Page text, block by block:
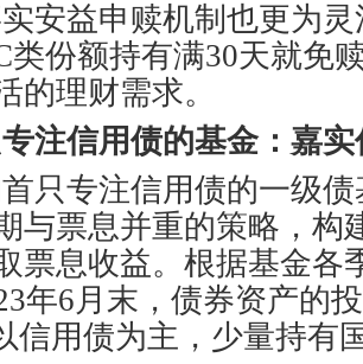
安益申赎机制也更为
类份额持有满30天就免
的理财需求。
注信用债的基金：嘉实
只专注信用债的一级
与票息并重的策略，构
票息收益。根据基金各
年6月末，债券资产的
信用债为主，少量持有